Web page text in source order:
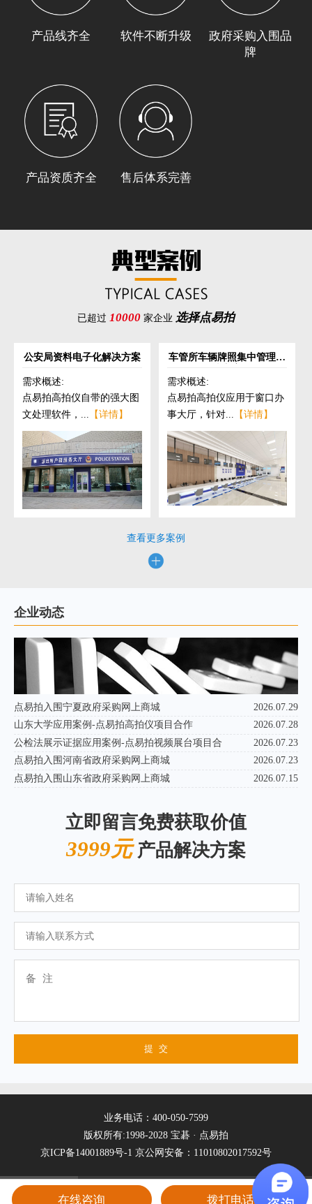
产品线齐全 软件不断升级
政府采购入围品
牌
产品资质齐全 售后体系完善
已超过 10000 家企业 选择点易拍
公安局资料电子化解决方案
需求概述:
点易拍高拍仪自带的强大图
文处理软件，... 【详情】
车管所车辆牌照集中管理解
需求概述:
点易拍高拍仪应用于窗口办
事大厅，针对... 【详情】
查看更多案例
企业动态
点易拍入围宁夏政府采购网上商城
2026.07.29
山东大学应用案例-点易拍高拍仪项目合作
2026.07.28
公检法展示证据应用案例-点易拍视频展台项目合
2026.07.23
点易拍入围河南省政府采购网上商城
2026.07.23
点易拍入围山东省政府采购网上商城
2026.07.15
立即留言免费获取价值
3999元产品解决方案
业务电话：400-050-7599
版权所有:1998-2028 宝碁 · 点易拍
京ICP备14001889号-1 京公网安备：11010802017592号
在线咨询 拨打电话